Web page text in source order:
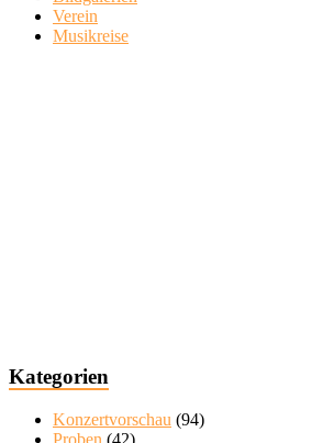
Verein
Musikreise
Kategorien
Konzertvorschau (94)
Proben (42)